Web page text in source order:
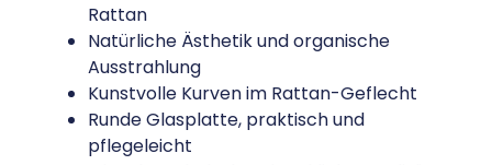
Rattan
Natürliche Ästhetik und organische
Ausstrahlung
Kunstvolle Kurven im Rattan-Geflecht
Runde Glasplatte, praktisch und
pflegeleicht